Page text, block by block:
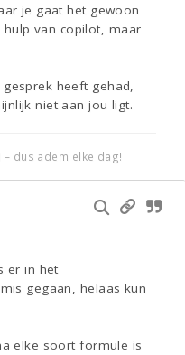
je gaat het gewoon
hulp van copilot, maar
heeft gehad,
niet aan jou ligt.
dus adem elke dag!
er in het
gegaan, helaas kun
elke soort formule is